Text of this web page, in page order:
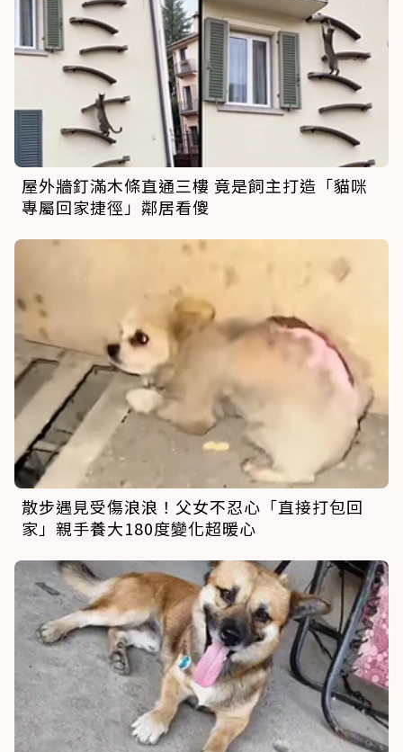
屋外牆釘滿木條直通三樓 竟是飼主打造「貓咪
專屬回家捷徑」鄰居看傻
散步遇見受傷浪浪！父女不忍心「直接打包回
家」親手養大180度變化超暖心